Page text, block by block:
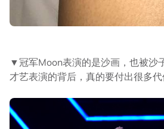
▼冠军Moon表演的是沙画，也被沙
才艺表演的背后，真的要付出很多代